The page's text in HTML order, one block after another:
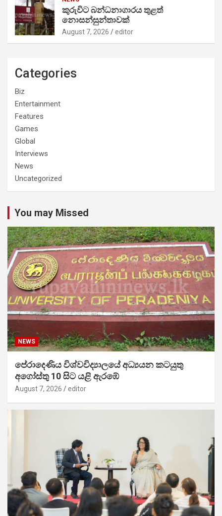
කුරුවිට බන්ධනාගාරය තුළත්
නොසන්සුන්තාවක්
August 7, 2026 editor
Categories
Biz
Entertainment
Features
Games
Global
Interviews
News
Uncategorized
You may Missed
NEWS
පේරාදෙණිය විශ්වවිද්‍යාලයේ අධ්‍යයන කටයුතු
අගෝස්තු 10 සිට යළි ඇරඹේ
August 7, 2026 editor